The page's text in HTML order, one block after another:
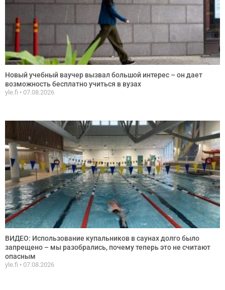
Новый учебный ваучер вызвал большой интерес – он дает
возможность бесплатно учиться в вузах
yle.fi 07.08.2026
ВИДЕО: Использование купальников в саунах долго было
запрещено – мы разобрались, почему теперь это не считают
опасным
yle.fi 07.08.2026